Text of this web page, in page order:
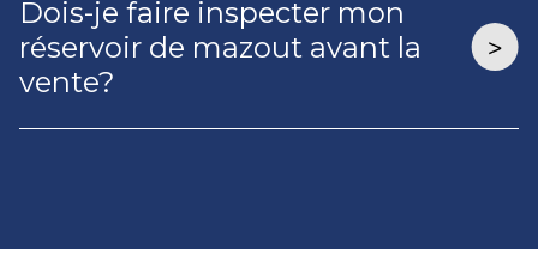
Dois-je faire inspecter mon
réservoir de mazout avant la
vente?